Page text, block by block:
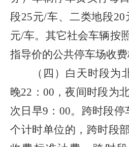
段25元/车、二类地段20
元/车。其它社会车辆按
指导价的公共停车场收费
（四）白天时段为
晚22 ： 00 ，夜间时段为
次日早9 ： 00。跨时段停
个计时单位的，跨时段